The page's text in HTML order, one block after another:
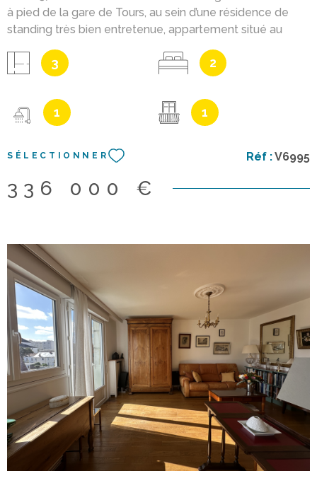
à pied de la gare de Tours, au sein d’une résidence de
standing très bien entretenue, appartement situé au
premier étage (avec ascenseur) d’une superficie de 80
m² habitables + magnifique terrasse de 43 m², rare en
centre-ville ! + parking en sous-sol + cave. Appartement
entièrement rénové en 2019, disposant de deux
chambres (13,8 et 10,8 m²), dont une avec placard
mesure. Séjour avec cuisine aménagée ouverte de 50
m², dont 20,5 m² de salon, s’ouvrant sur la terrasse. La
cuisine dispose également d’un balcon de 3 m² exposé
plein sud. Charges de copropriété : env. 420 €/mois
cours. DPE : D et GES : D. Consultez les risques naturels
et technologiques sur : www.georisques.gouv.fr Cette
maison vous est proposée à la vente par l’ Agence
Centrale de Luynes . Contactez-nous au 02 47 40 10 10 .
Les prix indiqués s’entendent honoraires d’agence inclus,
à la charge d l'acquéreur d'un montant de 5%, hors frais
de mutation (notaire).
3 2
1 1
SÉLECTIONNER Réf :V6995
336 000 €
VOIR LE BIEN